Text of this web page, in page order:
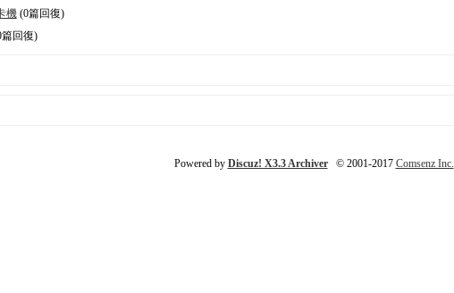
機(0篇回復)
回復)
Powered by Discuz! X3.3 Archiver© 2001-2017 Comsenz Inc.